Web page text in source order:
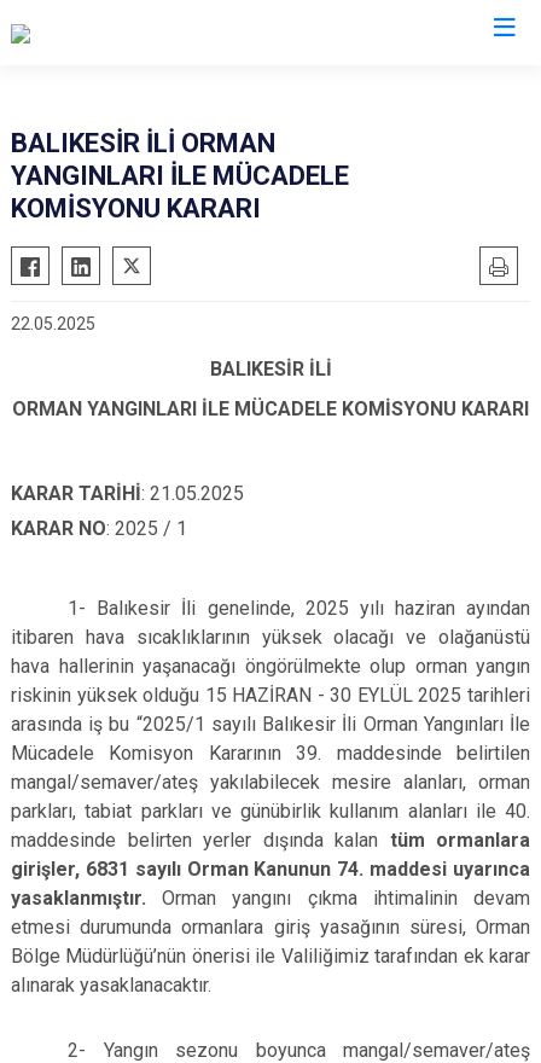
Ayvalık
Bandırma
Edremit
Gömeç
Gönen
Havran
Savaştepe
Sındırgı
BALIKESİR İLİ ORMAN
YANGINLARI İLE MÜCADELE
KOMİSYONU KARARI
22.05.2025
BALIKESİR İLİ
ORMAN YANGINLARI İLE MÜCADELE KOMİSYONU KARARI
KARAR TARİHİ: 21.05.2025
KARAR NO: 2025 / 1
1- Balıkesir İli genelinde, 2025 yılı haziran ayından
itibaren hava sıcaklıklarının yüksek olacağı ve olağanüstü
hava hallerinin yaşanacağı öngörülmekte olup orman yangın
riskinin yüksek olduğu 15 HAZİRAN - 30 EYLÜL 2025 tarihleri
arasında iş bu “2025/1 sayılı Balıkesir İli Orman Yangınları İle
Mücadele Komisyon Kararının 39. maddesinde belirtilen
mangal/semaver/ateş yakılabilecek mesire alanları, orman
parkları, tabiat parkları ve günübirlik kullanım alanları ile 40.
maddesinde belirten yerler dışında kalan tüm ormanlara
girişler, 6831 sayılı Orman Kanunun 74. maddesi uyarınca
yasaklanmıştır. Orman yangını çıkma ihtimalinin devam
etmesi durumunda ormanlara giriş yasağının süresi, Orman
Bölge Müdürlüğü’nün önerisi ile Valiliğimiz tarafından ek karar
alınarak yasaklanacaktır.
2- Yangın sezonu boyunca mangal/semaver/ateş